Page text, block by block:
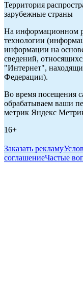
Территория
зарубежные страны
На информационном
технологии
информации на
сведений,
"Интернет",
Федерации).
Во время посещения
обрабатываем ваши
метрик Яндекс
16+
Заказать рекламу
соглашениеЧастые